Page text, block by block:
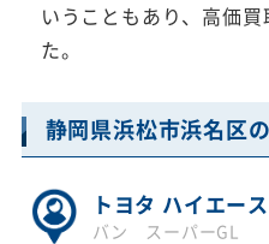
いうこともあり、高価
た。
静岡県浜松市浜名区
トヨタ ハイエー
バン スーパーGL